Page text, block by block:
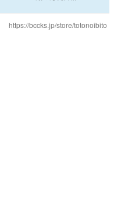
https://bccks.jp/store/totonoibito